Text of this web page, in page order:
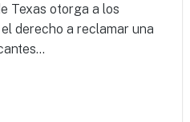
Texas otorga a los
derecho a reclamar una